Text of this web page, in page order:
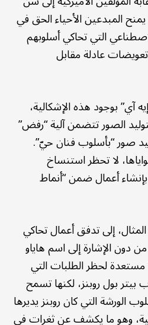
المبدعين الأحياء الحق في
التي تحاكي أسلوبهم
عادلة مقابل
آي” بوجود هذه الإشكالية،
الصور تتضمن آلية “رفض”
صور “بأسلوب فنان حيّ”.
لا تحظر استنساخ
أعمال ضمن “أنماط
إلى تدفق أعمال تحاكي
دون الإشارة إلى اسم هاياو
مستعدة لحظر الطلبات التي
بول روبنز، لكنها تسمح
الورشة التي كان روبنز يديرها
وهو ما يكشف عن ثغرات في